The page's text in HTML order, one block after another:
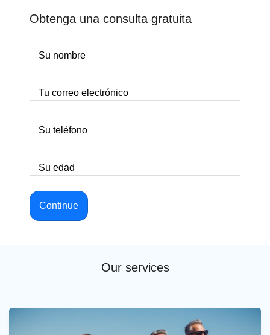
Obtenga una consulta gratuita
Su nombre
Tu correo electrónico
Su teléfono
Su edad
Continue
Our services